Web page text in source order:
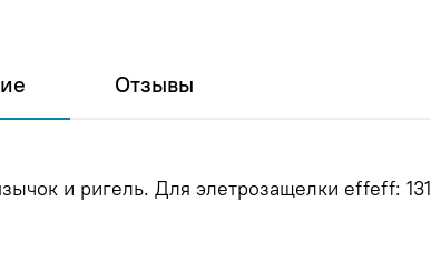
Отзывы
и ригель. Для элетрозащелки effeff: 131